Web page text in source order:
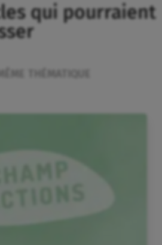
qui pourraient